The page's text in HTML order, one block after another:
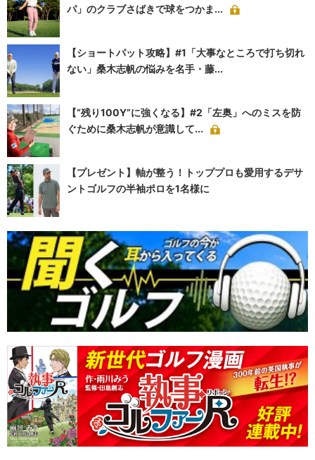
パ」のクラブさばきで球をつかま...
【ショートパット攻略】#1「大事なところで打ち切れ
ない」桑木志帆の悩みを名手・藤...
【“残り100Y”に強くなる】#2「左奥」へのミスを防
ぐために桑木志帆が意識して...
【プレゼント】軸が整う！トッププロも愛用するデサ
ントゴルフの半袖ポロを1名様に